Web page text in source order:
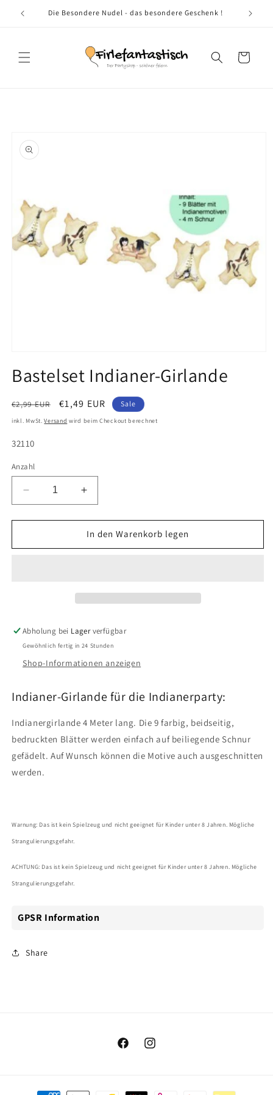
zum
Die Besondere Nudel - das besondere Geschenk !
Warenkorb
in
Modal
Bastelset Indianer-Girlande
Normaler
Preis
€2,99 EUR Verkaufspreis
€1,49 EUR Sale
inkl. MwSt.Versand wird beim Checkout berechnet
SKU:
32110
Anzahl
Verringere
die
Menge
Bastelset
Erhöhe
die
Menge
für
Bastelset
In den Warenkorb legen
Abholung bei Lagerverfügbar
Gewöhnlich fertig in 24 Stunden
Shop-Informationen anzeigen
Indianer-Girlande für die Indianerparty:
Indianergirlande 4 Meter lang. Die 9 farbig, beidseitig,
bedruckten Blätter werden einfach auf beiliegende Schnur
gefädelt. Auf Wunsch können die Motive auch ausgeschnitten
werden.
Warnung: Das ist kein Spielzeug und nicht geeignet für Kinder unter 8 Jahren. Mögliche
Strangulierungsgefahr.
ACHTUNG: Das ist kein Spielzeug und nicht geeignet für Kinder unter 8 Jahren. Mögliche
Strangulierungsgefahr.
GPSR Information
Share
FacebookInstagram
Zahlungsmethoden